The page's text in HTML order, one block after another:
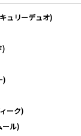
ュリーデュオ)
)
)
ーク)
ール)